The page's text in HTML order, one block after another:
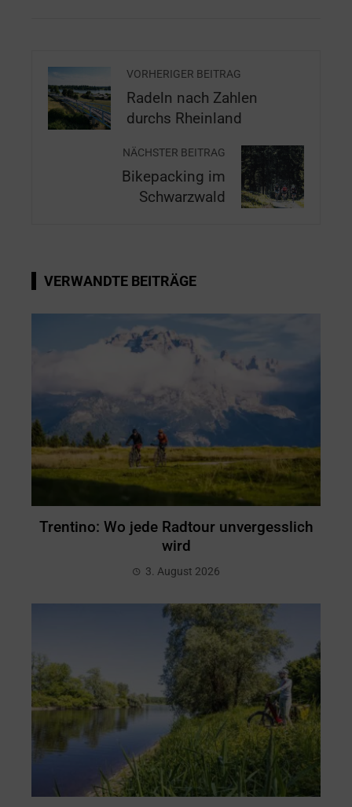
VORHERIGER BEITRAG
Radeln nach Zahlen
durchs Rheinland
NÄCHSTER BEITRAG
Bikepacking im
Schwarzwald
VERWANDTE BEITRÄGE
Trentino: Wo jede Radtour unvergesslich
wird
3. August 2026